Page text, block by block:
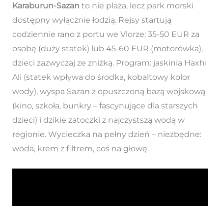
Karaburun-Sazan to nie plaża, lecz park morski
dostępny wyłącznie łodzią. Rejsy startują
codziennie rano z portu we Vlorze: 35-50 EUR za
osobę (duży statek) lub 45-60 EUR (motorówka),
dzieci zazwyczaj ze zniżką. Program: jaskinia Haxhi
Ali (statek wpływa do środka, kobaltowy kolor
wody), wyspa Sazan z opuszczoną bazą wojskową
(kino, szkoła, bunkry – fascynujące dla starszych
dzieci) i dzikie zatoczki z najczystszą wodą w
regionie. Wycieczka na pełny dzień – niezbędne:
woda, krem z filtrem, coś na głowę.